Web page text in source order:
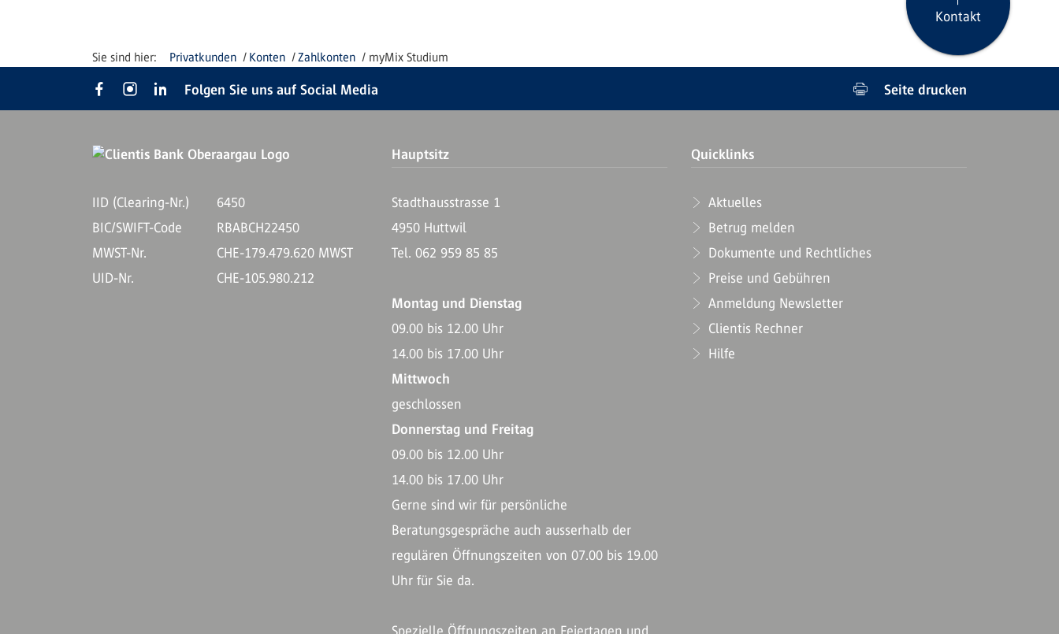
Privatkunden Konten Zahlkonten myMix Studium
Kontakt
Folgen Sie uns auf Social Media Seite drucken
Hauptsitz Quicklinks
IID (Clearing-Nr.)
6450
BIC/SWIFT-Code
RBABCH22450
MWST-Nr.
CHE-179.479.620 MWST
UID-Nr.
CHE-105.980.212
Stadthausstrasse 1
4950 Huttwil
Tel. 062 959 85 85
Montag und Dienstag
09.00 bis 12.00 Uhr
14.00 bis 17.00 Uhr
Mittwoch
geschlossen
Donnerstag und Freitag
09.00 bis 12.00 Uhr
14.00 bis 17.00 Uhr
Gerne sind wir für persönliche
Beratungsgespräche auch ausserhalb der
regulären Öffnungszeiten von 07.00 bis 19.00
Uhr für Sie da.
Aktuelles
Betrug melden
Dokumente und Rechtliches
Preise und Gebühren
Anmeldung Newsletter
Clientis Rechner
Hilfe